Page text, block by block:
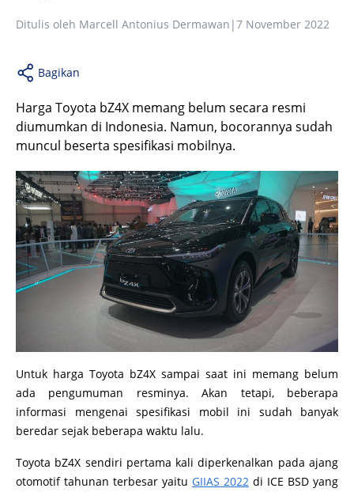
Ditulis oleh Marcell Antonius Dermawan |7 November 2022
Bagikan
Harga Toyota bZ4X memang belum secara resmi
diumumkan di Indonesia. Namun, bocorannya sudah
muncul beserta spesifikasi mobilnya.
Untuk harga Toyota bZ4X sampai saat ini memang belum
ada pengumuman resminya. Akan tetapi, beberapa
informasi mengenai spesifikasi mobil ini sudah banyak
beredar sejak beberapa waktu lalu.
Toyota bZ4X sendiri pertama kali diperkenalkan pada ajang
otomotif tahunan terbesar yaitu GIIAS 2022 di ICE BSD yang